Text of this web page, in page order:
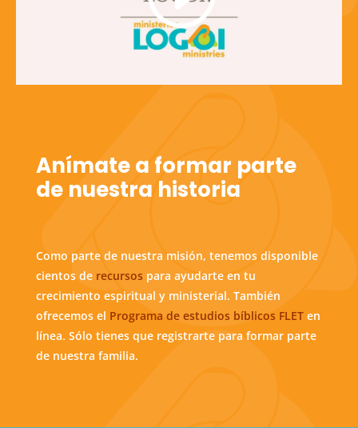
Anímate a formar parte
de nuestra historia
Como parte de nuestra misión, tenemos disponible
cientos de recursos para ayudarte en tu
crecimiento espiritual y ministerial. También
ofrecemos el Programa de estudios bíblicos FLET en
línea. Sólo tienes que registrarte para formar parte
de nuestra familia.